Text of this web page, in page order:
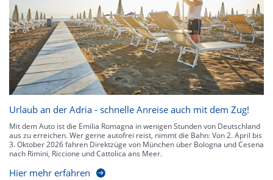
Urlaub an der Adria - schnelle Anreise auch mit dem Zug!
Mit dem Auto ist die Emilia Romagna in wenigen Stunden von Deutschland
aus zu erreichen. Wer gerne autofrei reist, nimmt die Bahn: Von 2. April bis
3. Oktober 2026 fahren Direktzüge von München über Bologna und Cesena
nach Rimini, Riccione und Cattolica ans Meer.
Hier mehr erfahren